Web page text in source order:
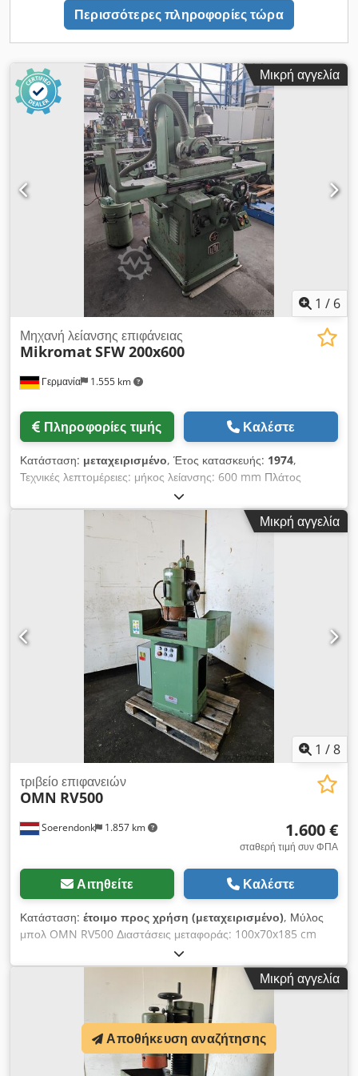
Μαγνητική πλάκα σύσφιξης Progress τύπου FE 200/600; 220V
/ 110V Δεξαμενή ψυκτικού υγρού Διάφορες βάσεις ποδιών
Περισσότερες πληροφορίες τώρα
Μικρή αγγελία
1 / 6
Γερμανία 1.555 km
Μηχανή λείανσης επιφάνειας
MikromatSFW 200x600
Πληροφορίες τιμής Καλέστε
Κατάσταση: μεταχειρισμένο, Έτος κατασκευής: 1974,
Τεχνικές λεπτομέρειες: μήκος λείανσης: 600 mm Πλάτος
λείανσης: 200 mm Ύψος τεμαχίου εργασίας: 400 mm Dkjdpfx
Aqou Ngmbeisr Μέγεθος μαγνητικού δίσκου: 630 x 200 mm
Μέγ. Διαμήκης ρύθμιση τραπεζιού: κατεύθυνση Χ μέγ. 710 mm
Μέγ. Ρύθμιση τραπέζης εγκάρσια: κατεύθυνση Υ μέγ. 250 mm
Φορτίο τραπέζης: 110 /1100N) kp Ταχύτητα τραπέζης: 1,5 - 18
m/min Διαστάσεις δίσκου λείανσης: μέγ. 200 x 20 x Ø 51 mm
Διαστάσεις δίσκου λείανσης:: σφιγμένος: Ø 142 x 20 mm
Ταχύτητα ατράκτου λείανσης: 2800 rpm Είσοδος ατράκτου
λείανσης: 0,01 mm Συνολική απαίτηση ισχύος: 5,0 kW Βάρος
μηχανήματος περίπου: 1,0 τόνοι Διαστάσεις μηχανήματος
περίπου ΠxΠxΥ: 1,8 x 1,2 x 1,9 m Διαστάσεις Δοχείο
αναρρόφησης: 420 x Ø 350 x 680 mm Το μηχάνημα
χρησιμοποιήθηκε για ξηρή λείανση. -πολύ καλή κατάσταση
-χωρίς συσκευή επιδιόρθωσης -συμπεριλαμβάνεται
αναρρόφηση σκόνης -συμπεριλαμβανομένης της λάμπας του
μηχανήματος *
Μικρή αγγελία
1 /8
Soerendonk 1.857 km
τριβείο επιφανειών
OMN RV500
1.600 €
σταθερή τιμή συν ΦΠΑ
Αιτηθείτε Καλέστε
Κατάσταση: έτοιμο προς χρήση (μεταχειρισμένο), Μύλος
μπολ OMN RV500 Διαστάσεις μεταφοράς: 100x70x185 cm
(LxWxH) Διαστάσεις τραπεζιού: 160x300 mm Τοποθεσία:
Hamont-Achel, Βέλγιο Ο πωλητής δεν ευθύνεται για σφάλματα
πληκτρολόγησης ή μετάδοσης δεδομένων. Το μηχάνημα
ανταποκρίνεται στην ηλικία του όσον αφορά την εμφάνιση, την
τεχνολογία και τη φθορά- τα μεταχειρισμένα μηχανήματα
πωλούνται χωρίς εγγύηση. Η αναγραφόμενη τιμή δεν
περιλαμβάνει ΦΠΑ. OMN RV500 μύλος για φλιτζάνια
Διαστάσεις μεταφοράς: 100x70x185 cm (LxWxH) Διαστάσεις
Μικρή αγγελία
Αποθήκευση αναζήτησης